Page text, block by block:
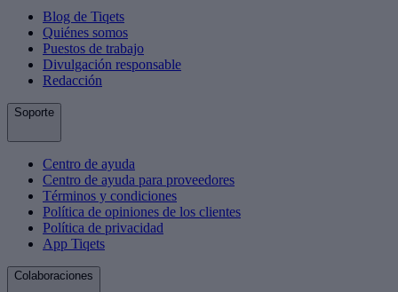
Blog de Tiqets
Quiénes somos
Puestos de trabajo
Divulgación responsable
Redacción
Soporte
Centro de ayuda
Centro de ayuda para proveedores
Términos y condiciones
Política de opiniones de los clientes
Política de privacidad
App Tiqets
Colaboraciones